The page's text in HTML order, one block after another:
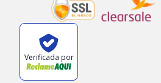
Verificada por